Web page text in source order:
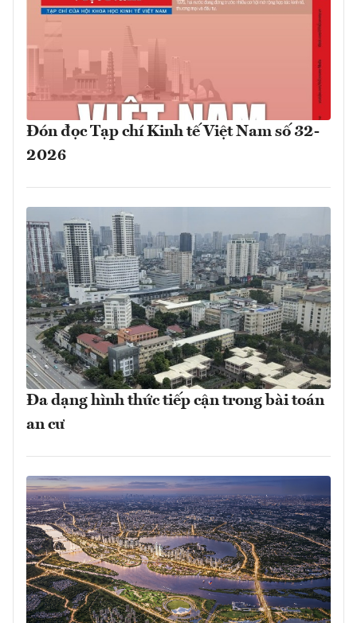
Đón đọc Tạp chí Kinh tế Việt Nam số 32-
2026
Đa dạng hình thức tiếp cận trong bài toán
an cư